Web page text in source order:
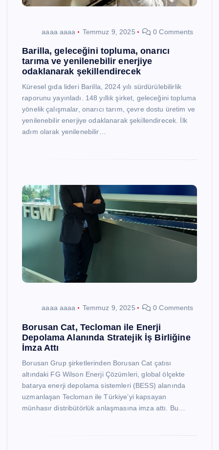
aaaa aaaa Temmuz 9, 2025 0 Comments
Barilla, geleceğini topluma, onarıcı
tarıma ve yenilenebilir enerjiye
odaklanarak şekillendirecek
Küresel gıda lideri Barilla, 2024 yılı sürdürülebilirlik
raporunu yayınladı. 148 yıllık şirket, geleceğini topluma
yönelik çalışmalar, onarıcı tarım, çevre dostu üretim ve
yenilenebilir enerjiye odaklanarak şekillendirecek. İlk
adım olarak yenilenebilir…
aaaa aaaa Temmuz 9, 2025 0 Comments
Borusan Cat, Tecloman ile Enerji
Depolama Alanında Stratejik İş Birliğine
İmza Attı
Borusan Grup şirketlerinden Borusan Cat çatısı
altındaki FG Wilson Enerji Çözümleri, global ölçekte
batarya enerji depolama sistemleri (BESS) alanında
uzmanlaşan Tecloman ile Türkiye’yi kapsayan
münhasır distribütörlük anlaşmasına imza attı. Bu…